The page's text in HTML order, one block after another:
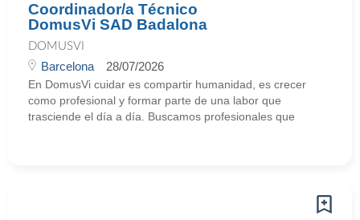
Coordinador/a Técnico
DomusVi SAD Badalona
DOMUSVI
Barcelona 28/07/2026
En DomusVi cuidar es compartir humanidad, es crecer
como profesional y formar parte de una labor que
trasciende el día a día. Buscamos profesionales que